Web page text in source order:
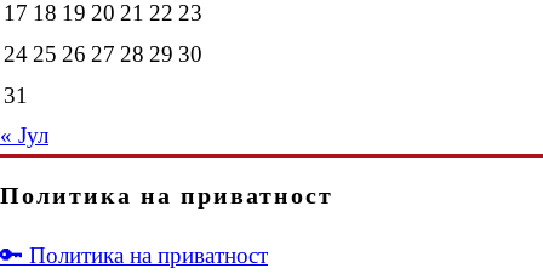
17 18 19 20 21 22 23
24 25 26 27 28 29 30
31
« Јул
Политика на приватност
🔑 Политика на приватност